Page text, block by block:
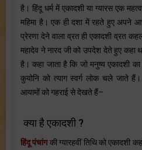
है। हिंदू धर्म में एकादशी या ग्यारस एक
महिमा है। एक ही दशा में रहते हुए अपने
प्रेरणा देने वाला व्रत ही एकादशी व्रत
महादेव ने नारद जी को उपदेश देते हुए कहा
है। कहा जाता है कि जो मनुष्य एकादशी
कुयोनि को त्याग स्वर्ग लोक चले जाते
आयामों को गहराई से देखते हैं–
क्या है एकादशी ?
हिंदू पंचांगकी ग्यारहवीं तिथि को एकादशी